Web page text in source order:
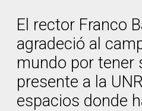
El rector Franco
agradeció al
mundo por tener
presente a la
espacios donde